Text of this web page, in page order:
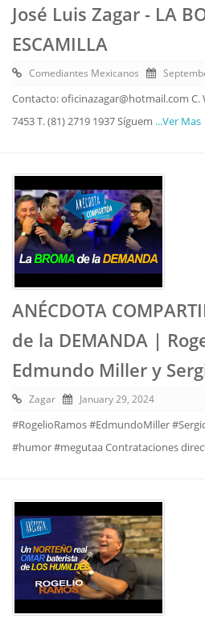
José Luis Zagar - LA
ESCAMILLA
Comediantes Mexicanos
Contacto: oficinazagar@hotmail.com C.
7453 T. (81) 2719 1937 Síguem ...Ver Mas
ANÉCDOTA
de la DEMANDA |
Edmundo Miller y
Zagar January 29, 2024
#RogelioRamos #EdmundoMiller
#humor #megutaa Contrataciones